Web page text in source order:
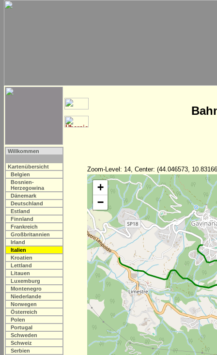
Willkommen
Kartenübersicht
Belgien
Bosnien-
Herzegowina
Dänemark
Deutschland
Estland
Finnland
Frankreich
Großbritannien
Irland
Italien
Kroatien
Lettland
Litauen
Luxemburg
Montenegro
Niederlande
Norwegen
Österreich
Polen
Portugal
Schweden
Schweiz
Serbien
Zoom-Level: 14, Center: (44.046573,
+
−